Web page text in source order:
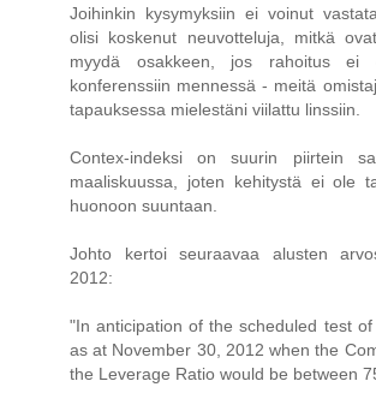
Joihinkin kysymyksiin ei voinut
olisi koskenut neuvotteluja, mitkä
myydä osakkeen, jos rahoitus ei
konferenssiin mennessä - meitä
tapauksessa mielestäni viilattu linssiin.
Contex-indeksi on suurin piirtein
maaliskuussa, joten kehitystä ei ole
huonoon suuntaan.
Johto kertoi seuraavaa alusten
2012:
"In anticipation of the scheduled test
as at November 30, 2012 when the
the Leverage Ratio would be between